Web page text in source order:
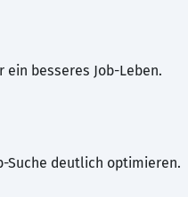
besseres Job-Leben.
Suche deutlich optimieren.